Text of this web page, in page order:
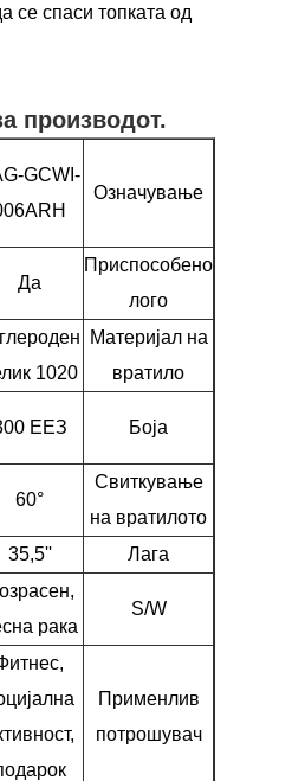
се спаси топката од
производот.
GCWI-
Означување
Да
Приспособено
лого
1020
Материјал на
вратило
ЕЕЗ Боја
60°
Свиткување
на вратилото
35,5'' Лага
рака
S/W
Применлив
потрошувач